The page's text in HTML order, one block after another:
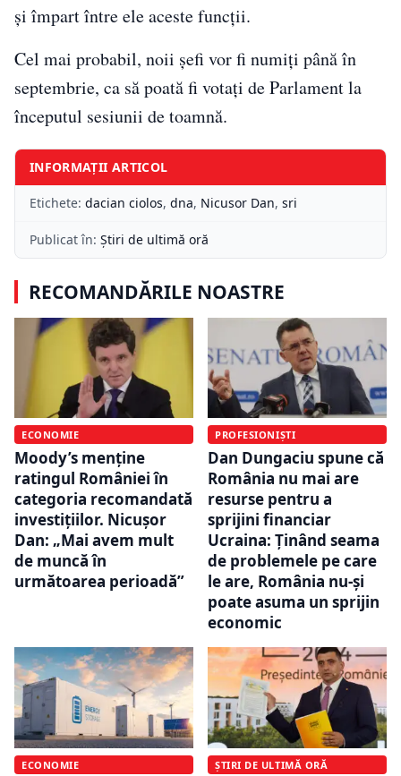
și împart între ele aceste funcții.
Cel mai probabil, noii șefi vor fi numiți până în
septembrie, ca să poată fi votați de Parlament la
începutul sesiunii de toamnă.
INFORMAȚII ARTICOL
Etichete: dacian ciolos, dna, Nicusor Dan, sri
Publicat în: Știri de ultimă oră
RECOMANDĂRILE NOASTRE
ECONOMIE
Moody’s menține
ratingul României în
categoria recomandată
investițiilor. Nicușor
Dan: „Mai avem mult
de muncă în
următoarea perioadă”
PROFESIONIȘTI
Dan Dungaciu spune că
România nu mai are
resurse pentru a
sprijini financiar
Ucraina: Ținând seama
de problemele pe care
le are, România nu-și
poate asuma un sprijin
economic
ECONOMIE ȘTIRI DE ULTIMĂ ORĂ